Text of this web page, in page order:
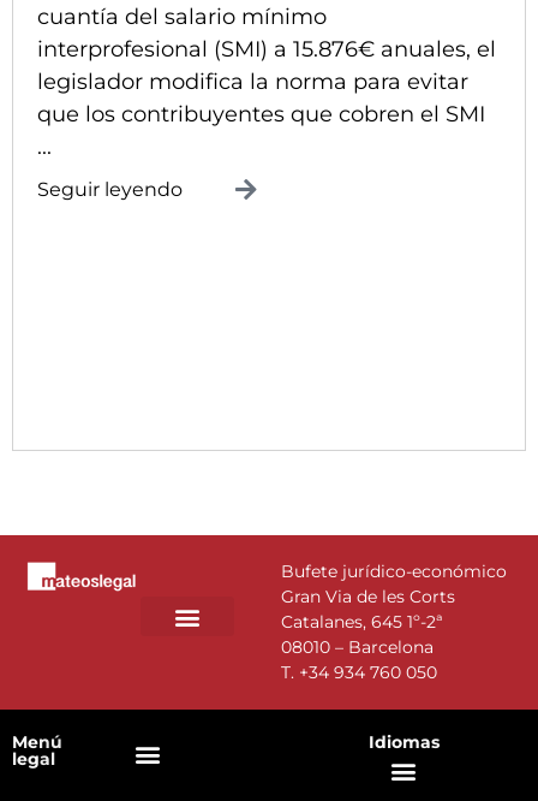
cuantía del salario mínimo
interprofesional (SMI) a 15.876€ anuales, el
legislador modifica la norma para evitar
que los contribuyentes que cobren el SMI
...
Seguir leyendo
Bufete jurídico-económico
Gran Via de les Corts
Catalanes, 645 1º-2ª
08010 – Barcelona
T. +34 934 760 050
Menú
legal
Idiomas